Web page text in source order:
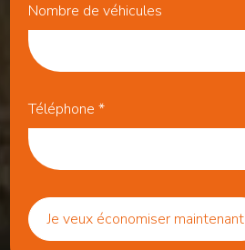
Nombre de véhicules
Téléphone *
Je veux économiser maintenant